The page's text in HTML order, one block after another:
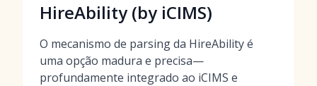
HireAbility (by iCIMS)
O mecanismo de parsing da HireAbility é
uma opção madura e precisa—
profundamente integrado ao iCIMS e